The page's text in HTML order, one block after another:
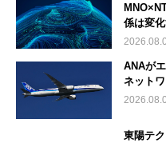
係は変
ANAが
ネット
東陽テ